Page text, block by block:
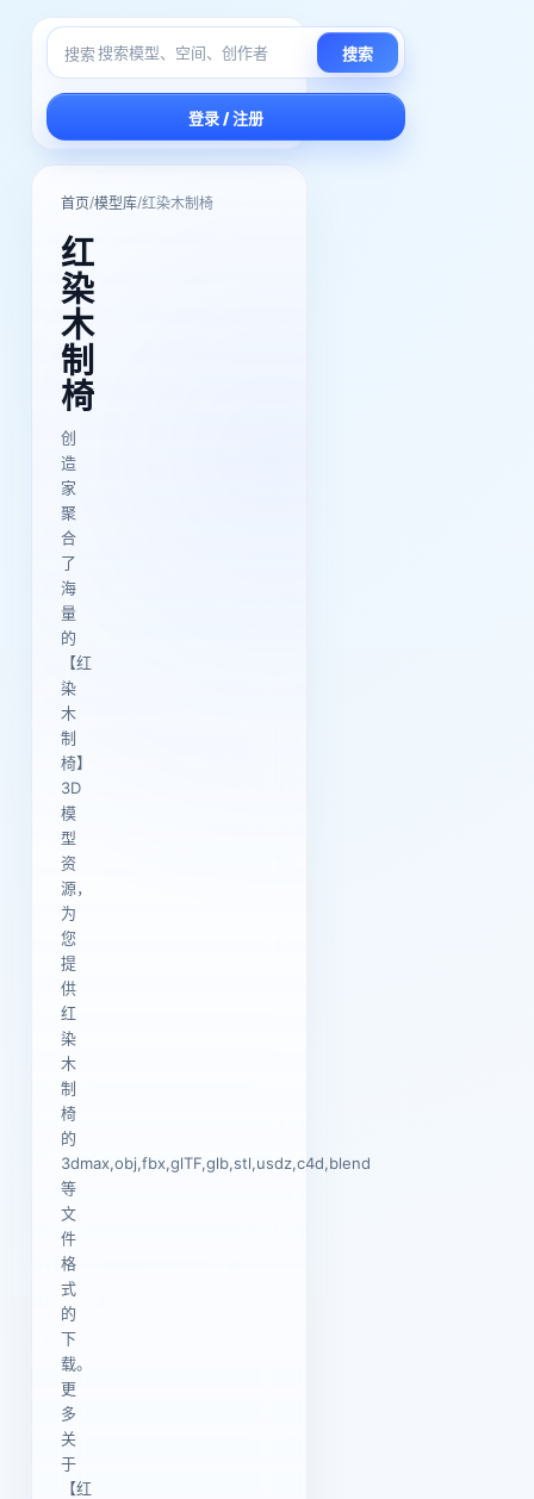
搜索 搜索
登录 / 注册
首页/模型库/红染木制椅
红
染
木
制
椅
创
造
家
聚
合
了
海
量
的
【红
染
木
制
椅】
3D
模
型
资
源，
为
您
提
供
红
染
木
制
椅
的
3dmax,obj,fbx,glTF,glb,stl,usdz,c4d,blend
等
文
件
格
式
的
下
载。
更
多
关
于
【红